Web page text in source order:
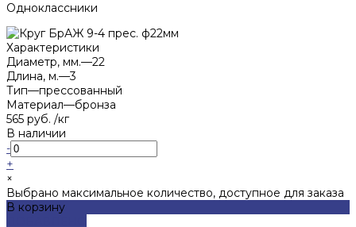
Одноклассники
Характеристики
Диаметр, мм.—22
Длина, м.—3
Тип—прессованный
Материал—бронза
565 руб. /кг
В наличии
-
+
×
Выбрано максимальное количество, доступное для заказа
В корзину